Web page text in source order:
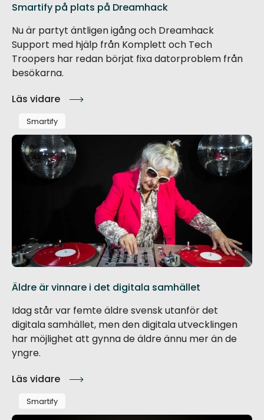
Smartify på plats på Dreamhack
Nu är partyt äntligen igång och Dreamhack
Support med hjälp från Komplett och Tech
Troopers har redan börjat fixa datorproblem från
besökarna.
Läs vidare
Smartify
Äldre är vinnare i det digitala samhället
Idag står var femte äldre svensk utanför det
digitala samhället, men den digitala utvecklingen
har möjlighet att gynna de äldre ännu mer än de
yngre.
Läs vidare
Smartify